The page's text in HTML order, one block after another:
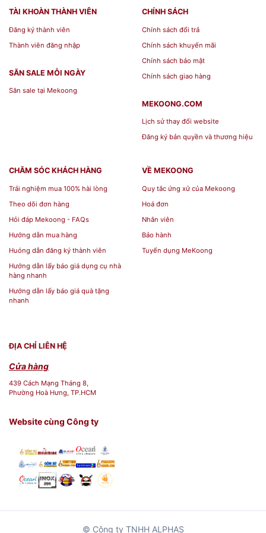
thêm ngon miệng, bắt mắt mà còn
góp phần mang đến vẻ sang trọng
cho không gian bếp, bàn ăn.
Mua sản phẩm Hàng gia dụng hoa văn tại:
Địa chỉ: 76 Nguyễn Giản Thanh,
phường 15, quận 10, Tp.HCM
Hotline: 0768 071727
TÀI KHOÀN THÀNH VIÊN
Đăng ký thành viên
Thành viên đăng nhập
SĂN SALE MỖI NGÀY
Săn sale tại Mekoong
CHÍNH SÁCH
Chính sách đổi trả
Chính sách khuyến mãi
Chính sách bảo mật
Chính sách giao hàng
MEKOONG.COM
Lịch sử thay đổi website
Đăng ký bản quyền và thương hiệu
CHĂM SÓC KHÁCH HÀNG
Trải nghiệm mua 100% hài lòng
Theo dõi đơn hàng
Hỏi đáp Mekoong - FAQs
Hướng dẫn mua hàng
Huóng dẫn đăng ký thành viên
Hướng dẫn lấy báo giá dụng cụ nhà
hàng nhanh
Hướng dẫn lấy báo giá quà tặng
nhanh
VỀ MEKOONG
Quy tắc ứng xử của Mekoong
Hoá đơn
Nhân viên
Bảo hành
Tuyển dụng MeKoong
ĐỊA CHỈ LIÊN HỆ
Cửa hàng
439 Cách Mạng Tháng 8,
Phường Hoà Hưng, TP.HCM
Website cùng Công ty
© Công ty TNHH ALPHAS